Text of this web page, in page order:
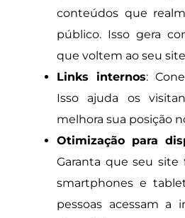
conteúdos que
público. Isso gera
que voltem ao seu
Links internos:
Isso ajuda os
melhora sua posição
Otimização para
Garanta que seu
smartphones e
pessoas acessam a